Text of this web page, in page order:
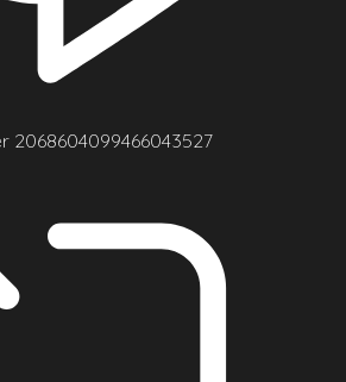
2068604099466043527